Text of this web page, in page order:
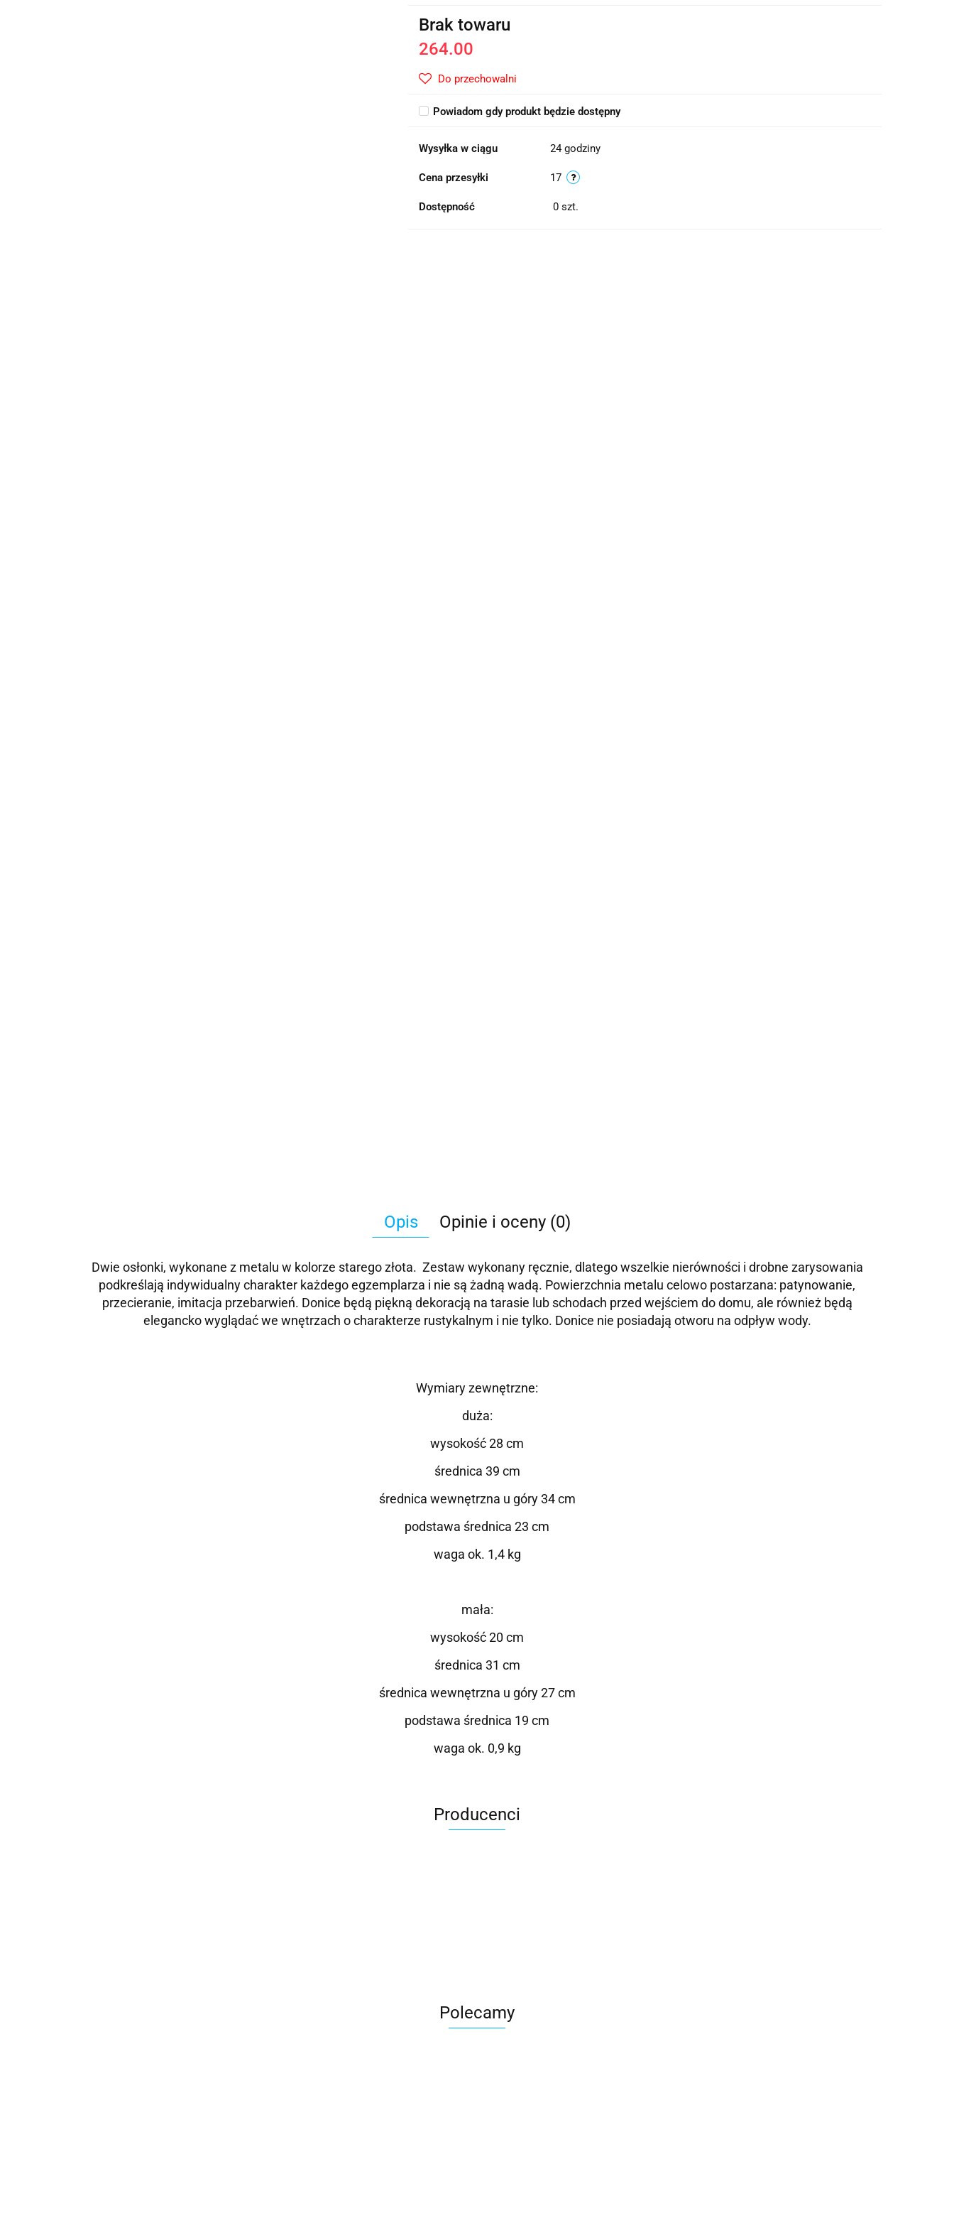
Brak towaru
264.00
Do przechowalni
Powiadom gdy produkt będzie dostępny
Wysyłka w ciągu 24 godziny
Cena przesyłki 17
Dostępność 0 szt.
Opis Opinie i oceny (0)
Dwie osłonki, wykonane z metalu w kolorze starego złota. Zestaw wykonany ręcznie, dlatego wszelkie nierówności i drobne zarysowania
podkreślają indywidualny charakter każdego egzemplarza i nie są żadną wadą. Powierzchnia metalu celowo postarzana: patynowanie,
przecieranie, imitacja przebarwień. Donice będą piękną dekoracją na tarasie lub schodach przed wejściem do domu, ale również będą
elegancko wyglądać we wnętrzach o charakterze rustykalnym i nie tylko. Donice nie posiadają otworu na odpływ wody.
Wymiary zewnętrzne:
duża:
wysokość 28 cm
średnica 39 cm
średnica wewnętrzna u góry 34 cm
podstawa średnica 23 cm
waga ok. 1,4 kg
mała:
wysokość 20 cm
średnica 31 cm
średnica wewnętrzna u góry 27 cm
podstawa średnica 19 cm
waga ok. 0,9 kg
Producenci
Polecamy